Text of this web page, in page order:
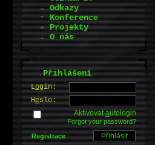
Odkazy
Konference
Projekty
O nás
.Přihlášení
Login:
Heslo:
Aktivovatautologin
Forgot your password?
Registrace